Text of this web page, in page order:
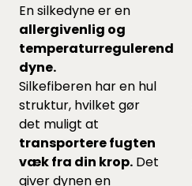
En silkedyne er en
allergivenlig og
temperaturregulerende
dyne.
Silkefiberen har en hul
struktur, hvilket gør
det muligt at
transportere fugten
væk fra din krop. Det
giver dynen en